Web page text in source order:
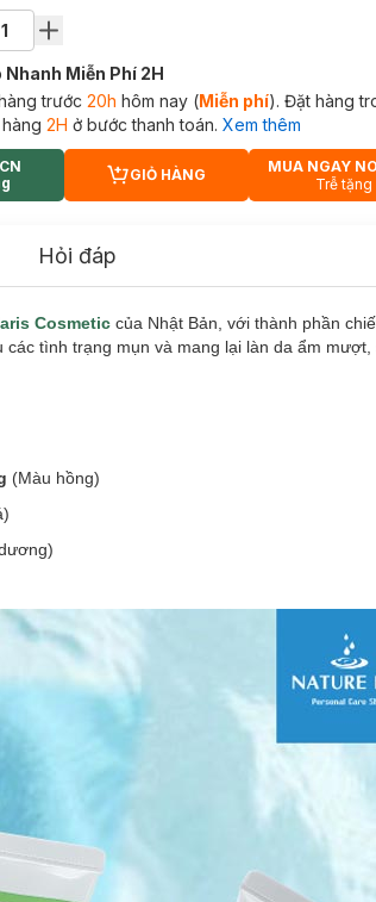
Nhanh Miễn Phí 2H
trước 20h hôm nay (Miễn phí). Đặt hàng
2H ở bước thanh toán. Xem thêm
CART PLUS ICON
GIỎ HÀNG
MUA NGAY
Trễ tặng
Hỏi đáp
Cosmetic của Nhật Bản, với thành phần
tình trạng mụn và mang lại làn da ẩm
(Màu hồng)